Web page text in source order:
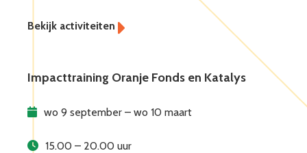
Impacttraining Oranje Fonds en Katalys
wo 9 september – wo 10 maart
15.00 – 20.00 uur